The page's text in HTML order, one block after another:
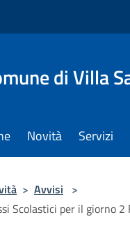
di Villa
Novità Servizi
> Avvisi >
Scolastici per il giorno